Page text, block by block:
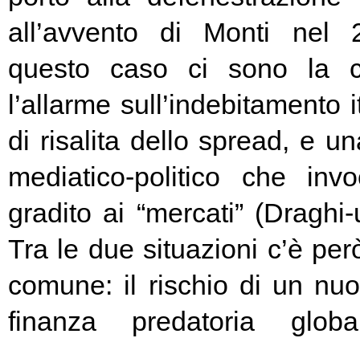
all’avvento di Monti nel
questo caso ci sono la
l’allarme
di risalita dello spread, e
mediatico-politico che
gradito ai “mercati”
Tra le due situazioni c’è
comune: il rischio di un
finanza predatoria